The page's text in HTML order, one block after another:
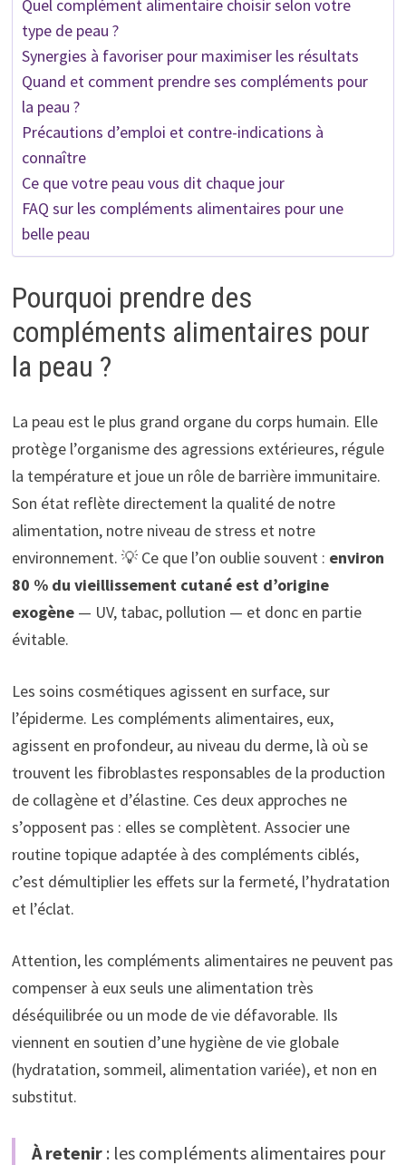
Quel complément alimentaire choisir selon votre
type de peau ?
Synergies à favoriser pour maximiser les résultats
Quand et comment prendre ses compléments pour
la peau ?
Précautions d’emploi et contre-indications à
connaître
Ce que votre peau vous dit chaque jour
FAQ sur les compléments alimentaires pour une
belle peau
Pourquoi prendre des
compléments alimentaires pour
la peau ?
La peau est le plus grand organe du corps humain. Elle
protège l’organisme des agressions extérieures, régule
la température et joue un rôle de barrière immunitaire.
Son état reflète directement la qualité de notre
alimentation, notre niveau de stress et notre
environnement. 💡 Ce que l’on oublie souvent : environ
80 % du vieillissement cutané est d’origine
exogène— UV, tabac, pollution — et donc en partie
évitable.
Les soins cosmétiques agissent en surface, sur
l’épiderme. Les compléments alimentaires, eux,
agissent en profondeur, au niveau du derme, là où se
trouvent les fibroblastes responsables de la production
de collagène et d’élastine. Ces deux approches ne
s’opposent pas : elles se complètent. Associer une
routine topique adaptée à des compléments ciblés,
c’est démultiplier les effets sur la fermeté, l’hydratation
et l’éclat.
Attention, les compléments alimentaires ne peuvent pas
compenser à eux seuls une alimentation très
déséquilibrée ou un mode de vie défavorable. Ils
viennent en soutien d’une hygiène de vie globale
(hydratation, sommeil, alimentation variée), et non en
substitut.
À retenir: les compléments alimentaires pour